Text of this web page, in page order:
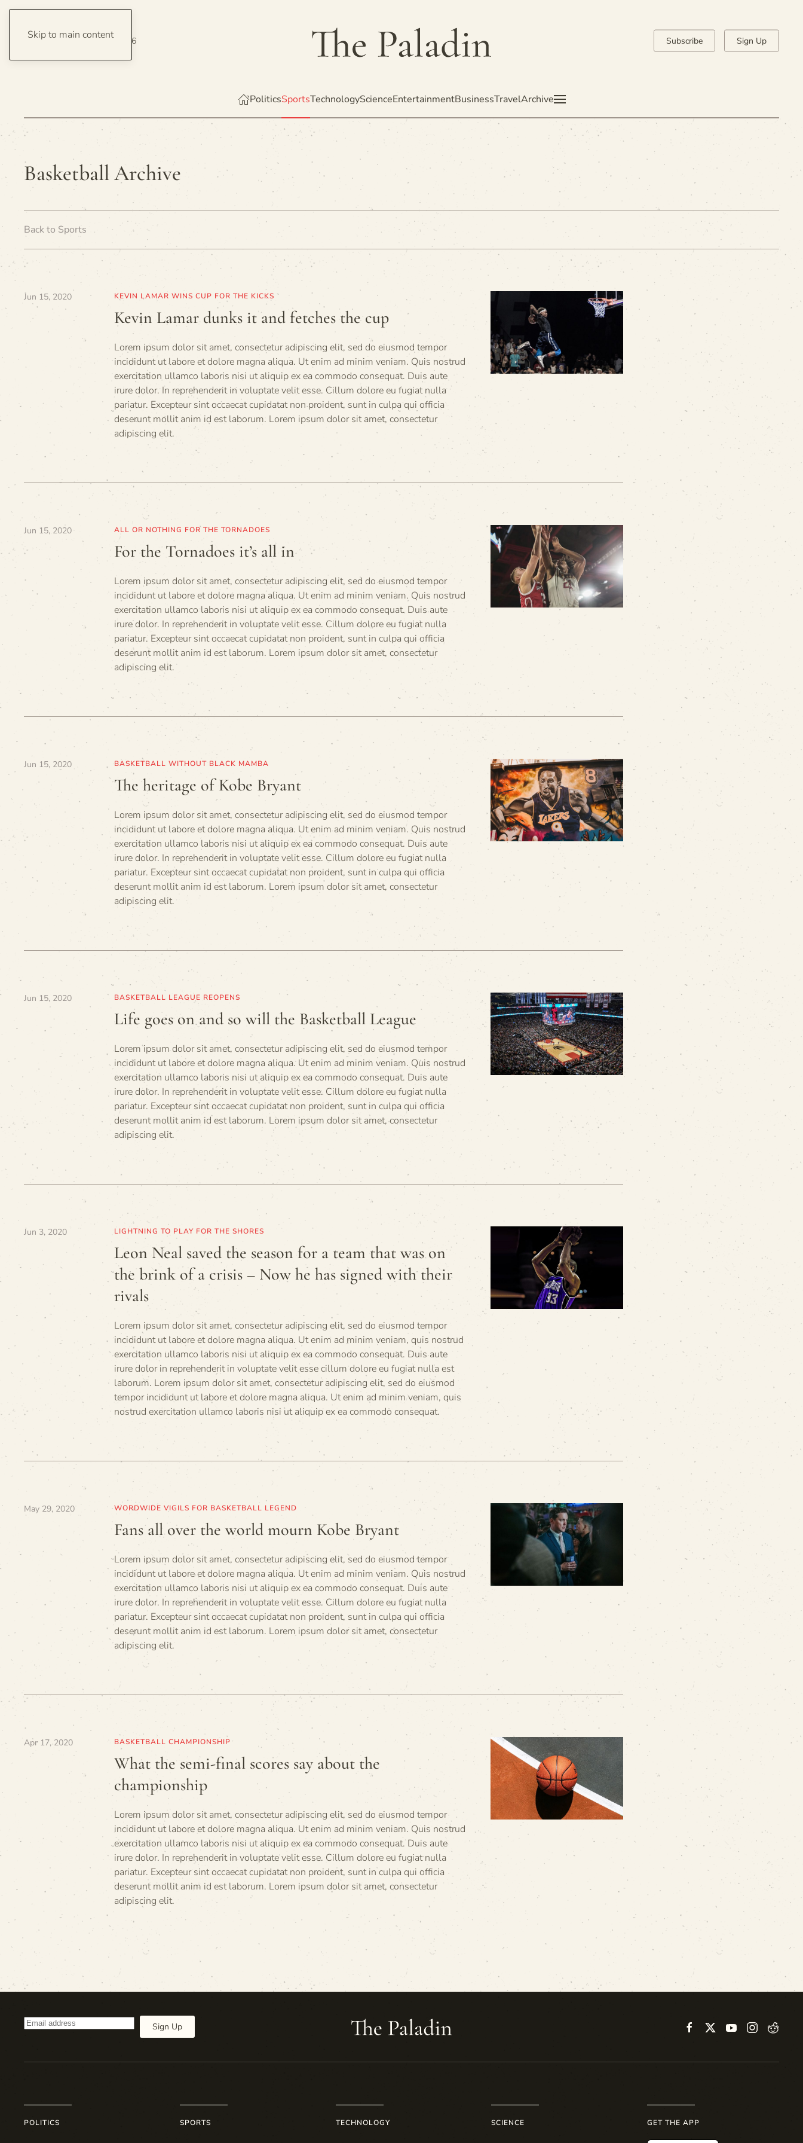
Skip to main content
Friday, 7 August 2026 Subscribe Sign Up
PoliticsSportsTechnologyScienceEntertainmentBusinessTravelArchive
Basketball Archive
Back to Sports
Jun 15, 2020 KEVIN LAMAR WINS CUP FOR THE KICKS
Kevin Lamar dunks it and fetches the cup
Lorem ipsum dolor sit amet, consectetur adipiscing elit, sed do eiusmod tempor
incididunt ut labore et dolore magna aliqua. Ut enim ad minim veniam. Quis nostrud
exercitation ullamco laboris nisi ut aliquip ex ea commodo consequat. Duis aute
irure dolor. In reprehenderit in voluptate velit esse. Cillum dolore eu fugiat nulla
pariatur. Excepteur sint occaecat cupidatat non proident, sunt in culpa qui officia
deserunt mollit anim id est laborum. Lorem ipsum dolor sit amet, consectetur
adipiscing elit.
Jun 15, 2020 ALL OR NOTHING FOR THE TORNADOES
For the Tornadoes it’s all in
Lorem ipsum dolor sit amet, consectetur adipiscing elit, sed do eiusmod tempor
incididunt ut labore et dolore magna aliqua. Ut enim ad minim veniam. Quis nostrud
exercitation ullamco laboris nisi ut aliquip ex ea commodo consequat. Duis aute
irure dolor. In reprehenderit in voluptate velit esse. Cillum dolore eu fugiat nulla
pariatur. Excepteur sint occaecat cupidatat non proident, sunt in culpa qui officia
deserunt mollit anim id est laborum. Lorem ipsum dolor sit amet, consectetur
adipiscing elit.
Jun 15, 2020 BASKETBALL WITHOUT BLACK MAMBA
The heritage of Kobe Bryant
Lorem ipsum dolor sit amet, consectetur adipiscing elit, sed do eiusmod tempor
incididunt ut labore et dolore magna aliqua. Ut enim ad minim veniam. Quis nostrud
exercitation ullamco laboris nisi ut aliquip ex ea commodo consequat. Duis aute
irure dolor. In reprehenderit in voluptate velit esse. Cillum dolore eu fugiat nulla
pariatur. Excepteur sint occaecat cupidatat non proident, sunt in culpa qui officia
deserunt mollit anim id est laborum. Lorem ipsum dolor sit amet, consectetur
adipiscing elit.
Jun 15, 2020 BASKETBALL LEAGUE REOPENS
Life goes on and so will the Basketball League
Lorem ipsum dolor sit amet, consectetur adipiscing elit, sed do eiusmod tempor
incididunt ut labore et dolore magna aliqua. Ut enim ad minim veniam. Quis nostrud
exercitation ullamco laboris nisi ut aliquip ex ea commodo consequat. Duis aute
irure dolor. In reprehenderit in voluptate velit esse. Cillum dolore eu fugiat nulla
pariatur. Excepteur sint occaecat cupidatat non proident, sunt in culpa qui officia
deserunt mollit anim id est laborum. Lorem ipsum dolor sit amet, consectetur
adipiscing elit.
Jun 3, 2020 LIGHTNING TO PLAY FOR THE SHORES
Leon Neal saved the season for a team that was on
the brink of a crisis – Now he has signed with their
rivals
Lorem ipsum dolor sit amet, consectetur adipiscing elit, sed do eiusmod tempor
incididunt ut labore et dolore magna aliqua. Ut enim ad minim veniam, quis nostrud
exercitation ullamco laboris nisi ut aliquip ex ea commodo consequat. Duis aute
irure dolor in reprehenderit in voluptate velit esse cillum dolore eu fugiat nulla est
laborum. Lorem ipsum dolor sit amet, consectetur adipiscing elit, sed do eiusmod
tempor incididunt ut labore et dolore magna aliqua. Ut enim ad minim veniam, quis
nostrud exercitation ullamco laboris nisi ut aliquip ex ea commodo consequat.
May 29, 2020 WORDWIDE VIGILS FOR BASKETBALL LEGEND
Fans all over the world mourn Kobe Bryant
Lorem ipsum dolor sit amet, consectetur adipiscing elit, sed do eiusmod tempor
incididunt ut labore et dolore magna aliqua. Ut enim ad minim veniam. Quis nostrud
exercitation ullamco laboris nisi ut aliquip ex ea commodo consequat. Duis aute
irure dolor. In reprehenderit in voluptate velit esse. Cillum dolore eu fugiat nulla
pariatur. Excepteur sint occaecat cupidatat non proident, sunt in culpa qui officia
deserunt mollit anim id est laborum. Lorem ipsum dolor sit amet, consectetur
adipiscing elit.
Apr 17, 2020 BASKETBALL CHAMPIONSHIP
What the semi-final scores say about the
championship
Lorem ipsum dolor sit amet, consectetur adipiscing elit, sed do eiusmod tempor
incididunt ut labore et dolore magna aliqua. Ut enim ad minim veniam. Quis nostrud
exercitation ullamco laboris nisi ut aliquip ex ea commodo consequat. Duis aute
irure dolor. In reprehenderit in voluptate velit esse. Cillum dolore eu fugiat nulla
pariatur. Excepteur sint occaecat cupidatat non proident, sunt in culpa qui officia
deserunt mollit anim id est laborum. Lorem ipsum dolor sit amet, consectetur
adipiscing elit.
Sign Up
POLITICS SPORTS TECHNOLOGY SCIENCE GET THE APP